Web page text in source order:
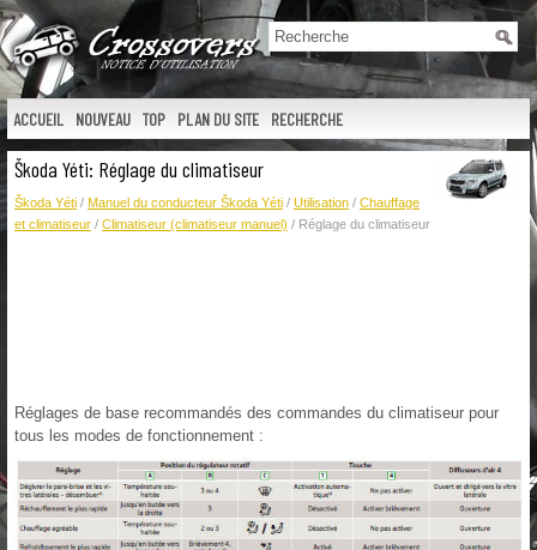
ACCUEIL NOUVEAU TOP PLAN DU SITE RECHERCHE
Škoda Yéti: Réglage du climatiseur
Škoda Yéti / Manuel du conducteur Škoda Yéti / Utilisation / Chauffage
et climatiseur / Climatiseur (climatiseur manuel) / Réglage du climatiseur
Réglages de base recommandés des commandes du climatiseur pour
tous les modes de fonctionnement :